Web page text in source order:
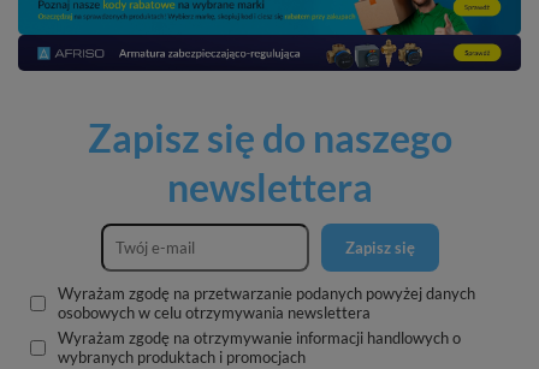
Zapisz się do naszego
newslettera
Zapisz się
Wyrażam zgodę na przetwarzanie podanych powyżej danych
osobowych w celu otrzymywania newslettera
Wyrażam zgodę na otrzymywanie informacji handlowych o
wybranych produktach i promocjach